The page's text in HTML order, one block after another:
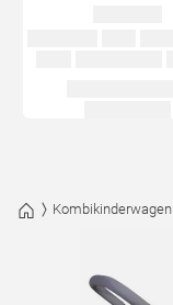
Kombikinderwagen